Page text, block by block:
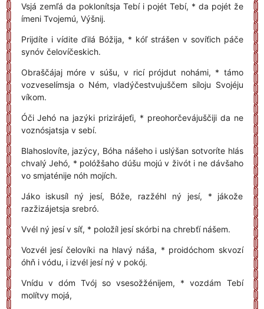
Vsjá zemľá da poklonítsja Tebí i pojét Tebí, * da pojét že
ímeni Tvojemú, Výšnij.
Prijdíte i vídite ďilá Bóžija, * kóľ strášen v sovíťich páče
synóv čelovíčeskich.
Obraščájaj móre v súšu, v ricí prójdut nohámi, * támo
vozveselímsja o Ném, vladýčestvujuščem síloju Svojéju
víkom.
Óči Jehó na jazýki prizirájeťi, * preohorčevájuščiji da ne
voznósjatsja v sebí.
Blahoslovíte, jazýcy, Bóha nášeho i uslýšan sotvoríte hlás
chvalý Jehó, * polóžšaho dúšu mojú v živót i ne dávšaho
vo smjaténije nóh mojích.
Jáko iskusíl ný jesí, Bóže, razžéhl ný jesí, * jákože
razžizájetsja srebró.
Vvél ný jesí v síť, * položíl jesí skórbi na chrebťí nášem.
Vozvél jesí čelovíki na hlavý náša, * proidóchom skvozí
óhň i vódu, i izvél jesí ný v pokój.
Vnídu v dóm Tvój so vsesožžénijem, * vozdám Tebí
molítvy mojá,